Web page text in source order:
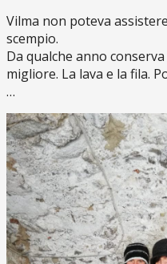
Vilma non poteva
scempio.
Da qualche anno conserva
migliore. La lava e la fila.
…